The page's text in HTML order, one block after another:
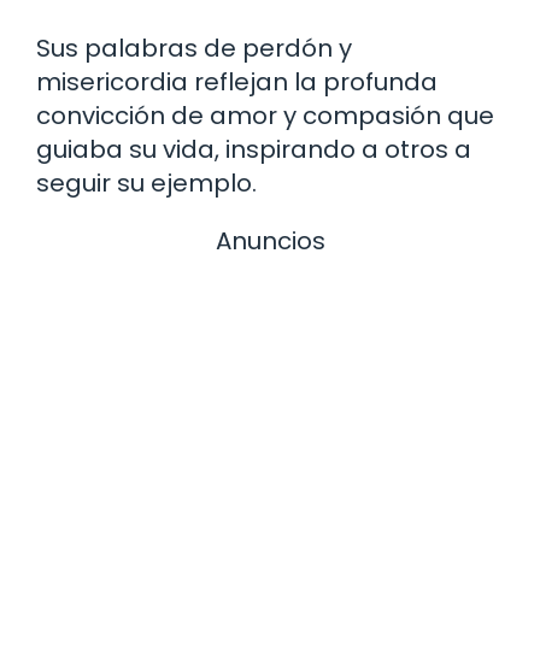
Sus palabras de perdón y
misericordia reflejan la profunda
convicción de amor y compasión que
guiaba su vida, inspirando a otros a
seguir su ejemplo.
Anuncios